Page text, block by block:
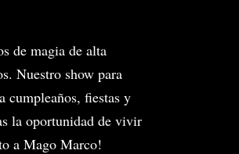
de magia de alta
Nuestro show para
cumpleaños, fiestas y
la oportunidad de vivir
a Mago Marco!